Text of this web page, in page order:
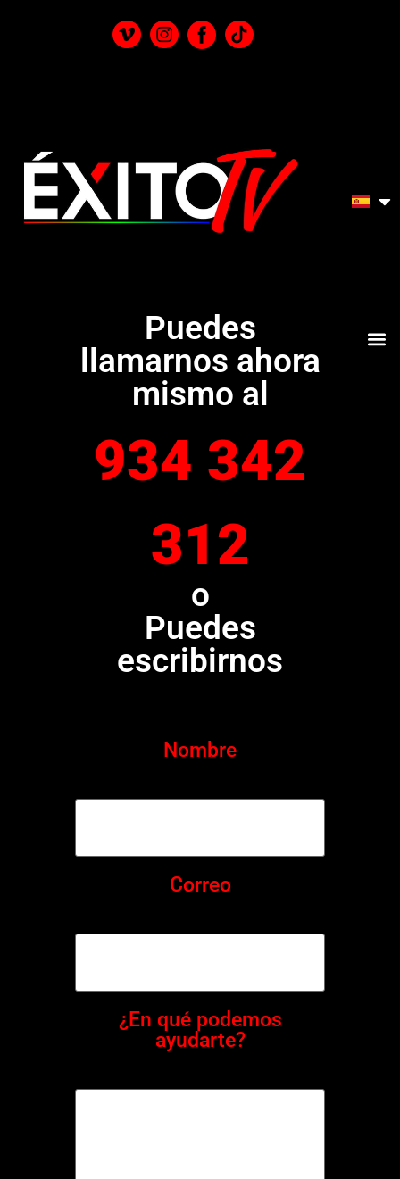
Puedes
llamarnos ahora
mismo al
934 342
312
o
Puedes
escribirnos
Nombre
Correo
¿En qué podemos
ayudarte?